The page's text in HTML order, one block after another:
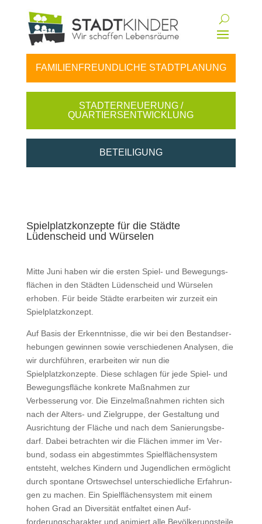
FAMILIENFREUNDLICHE STADTPLANUNG
STADTERNEUERUNG /
QUARTIERSENTWICKLUNG
BETEILIGUNG
Spielplatzkonzepte für die Städte
Lüdenscheid und Würselen
Mitte Juni haben wir die ersten Spiel- und Bewe­gungs­
flächen in den Städten Lüden­scheid und Würse­len
erhoben. Für bei­de Städte erar­beit­en wir zurzeit ein
Spielplatzkonzept.
Auf Basis der Erken­nt­nisse, die wir bei den Bestand­ser­
he­bun­gen gewin­nen sowie ver­schiede­nen Analy­sen, die
wir durch­führen, erar­beit­en wir nun die
Spielplatzkonzepte. Diese schla­gen für jede Spiel- und
Bewe­gungs­fläche konkrete Maß­nah­men zur
Verbesserung vor. Die Einzel­maß­nah­men richt­en sich
nach der Alters- und Ziel­gruppe, der Gestal­tung und
Aus­rich­tung der Fläche und nach dem Sanierungs­be­
darf. Dabei betra­cht­en wir die Flächen immer im Ver­
bund, sodass ein abges­timmtes Spielflächen­sys­tem
entste­ht, welch­es Kindern und Jugendlichen ermöglicht
durch spon­tane Ortswech­sel unter­schiedliche Erfahrun­
gen zu machen. Ein Spielflächen­sys­tem mit einem
hohen Grad an Diver­sität ent­fal­tet einen Auf­
forderungscharak­ter und ani­miert alle Bevölkerung­steile,